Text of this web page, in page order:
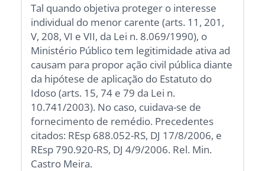
Tal quando objetiva proteger o interesse
individual do menor carente (arts. 11, 201,
V, 208, VI e VII, da Lei n. 8.069/1990), o
Ministério Público tem legitimidade ativa ad
causam para propor ação civil pública diante
da hipótese de aplicação do Estatuto do
Idoso (arts. 15, 74 e 79 da Lei n.
10.741/2003). No caso, cuidava-se de
fornecimento de remédio. Precedentes
citados: REsp 688.052-RS, DJ 17/8/2006, e
REsp 790.920-RS, DJ 4/9/2006. Rel. Min.
Castro Meira.